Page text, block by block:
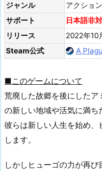
ジャンル
アクショ
サポート
日本語非
リリース
2022年10
Steam公式
A
■このゲームについて
荒廃した故郷を後にした
の新しい地域や活気に満
彼らは新しい人生を始め、
します。
しかしヒューゴの力が再